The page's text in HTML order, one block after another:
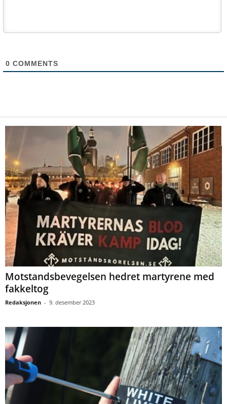
0 COMMENTS
Motstandsbevegelsen hedret martyrene med
fakkeltog
Redaksjonen - 9. desember 2023